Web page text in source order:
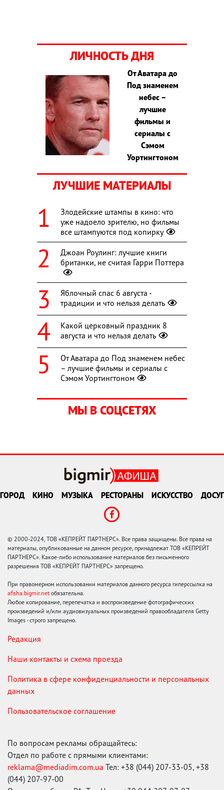
ЛИЧНОСТЬ ДНЯ
От Аватара до
Под знаменем
небес –
лучшие
фильмы и
сериалы с
Сэмом
Уортингтоном
ЛУЧШИЕ МАТЕРИАЛЫ
Злодейские штампы в кино: что
уже надоело зрителю, но фильмы
все штампуются под копирку
Джоан Роулинг: лучшие книги
британки, не считая Гарри Поттера
Яблочный спас 6 августа -
традиции и что нельзя делать
Какой церковный праздник 8
августа и что нельзя делать
От Аватара до Под знаменем небес
– лучшие фильмы и сериалы с
Сэмом Уортингтоном
МЫ В СОЦСЕТЯХ
ГОРОД КИНО МУЗЫКА РЕСТОРАНЫ ИСКУССТВО ДОСУГ
© 2000-2024, ТОВ «КЕПРЕЙТ ПАРТНЕРС». Все права защищены. Все права на
материалы, опубликованные на данном ресурсе, принадлежат ТОВ «КЕПРЕЙТ
ПАРТНЕРС». Какое-либо использование материалов без письменного
разрешения ТОВ «КЕПРЕЙТ ПАРТНЕРС» запрещено.
При правомерном использовании материалов данного ресурса гиперссылка на
afisha.bigmir.net обязательна.
Любое копирование, перепечатка и воспроизведение фотографических
произведений и/или аудиовизуальных произведений правообладателя Getty
Images - строго запрещено.
Редакция
Наши контакты и схема проезда
Политика в сфере конфиденциальности и персональных
данных
Пользовательское соглашение
По вопросам рекламы обращайтесь:
Отдел по работе с прямыми клиентами:
reklama@mediadim.com.ua Тел: +38 (044) 207-33-05, +38
(044) 207-97-00